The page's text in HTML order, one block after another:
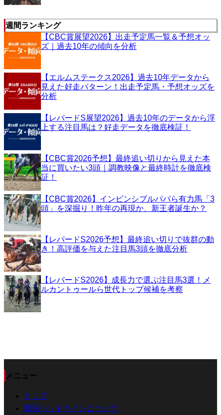
週間ランキング
【CBC賞展望2026】出走予定馬一覧＆予想オッ
ズ｜過去10年の傾向を分析
【エルムステークス2026】過去10年データから
見えた好走パターン！出走予定馬・予想オッズを
分析
【レパードS展望2026】過去10年のデータから浮
上する注目馬は？好走データを徹底検証！
【CBC賞2026予想】最終追い切りから見えた本
当に買いたい3頭｜調教映像と最終時計を徹底検
証！
【CBC賞2026】インビンシブルパパら有力馬「3
頭」を深掘り！昨年の再現か、新王者誕生か？
【レパードS2026予想】最終追い切りで抜群の動
き！高評価を与えた注目馬3頭を徹底分析
【レパードS2026】成長力で選ぶ注目馬3選！メ
ルカントゥールら世代トップ候補を考察
メニュー
トップ
競馬ヘッドラインについて